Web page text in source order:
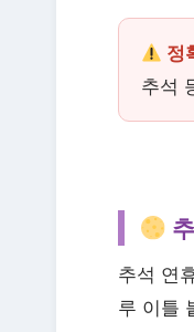
정
추석
추석 연
루 이틀